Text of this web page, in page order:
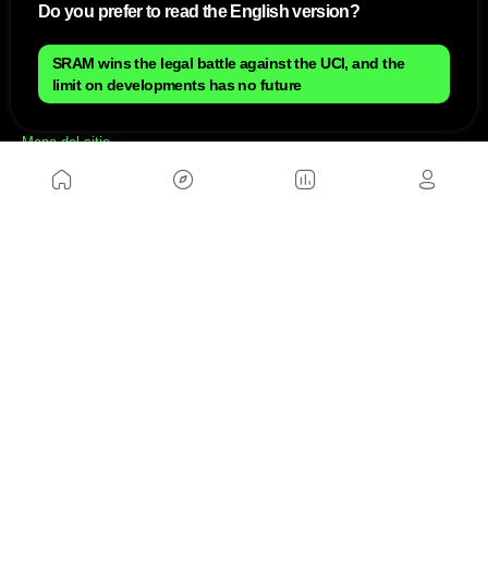
NOSOTROS
Mapa del sitio
Anúnciate con nosotros
Política de cookies
Do you prefer to read the English version?
SRAM wins the legal battle against the UCI, and the
limit on developments has no future